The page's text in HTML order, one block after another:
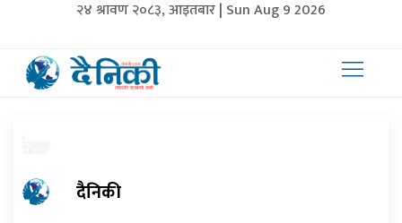
२४ श्रावण २०८३, आइतबार | Sun Aug 9 2026
दैनिकी